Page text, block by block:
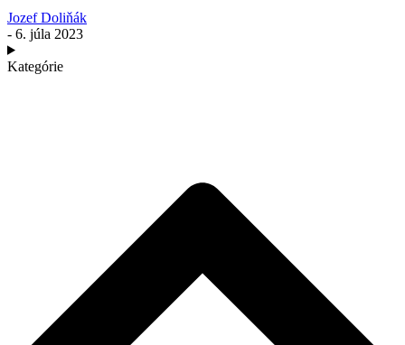
Jozef Doliňák
- 6. júla 2023
Kategórie